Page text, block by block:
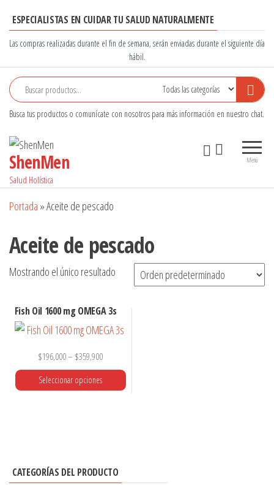
contenido
ESPECIALISTAS EN CUIDAR TU SALUD NATURALMENTE
Las compras realizadas durante el fin de semana, serán enviadas durante el siguiente día
hábil.
Busca tus productos o comunícate con nosotros para más información en nuestro chat.
ShenMen
Salud Holística
Menú
Portada »Aceite de pescado
Aceite de pescado
Mostrando el único resultado
Fish Oil 1600 mg OMEGA 3s
$196,000– $359,900
Seleccionar opciones
variantes.
CATEGORÍAS DEL PRODUCTO